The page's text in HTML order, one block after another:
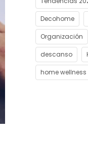
Decohome
Organización
descanso
home wellness